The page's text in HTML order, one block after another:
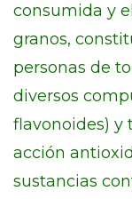
consumida y
granos,
personas de
diversos
flavonoides) y
acción
sustancias